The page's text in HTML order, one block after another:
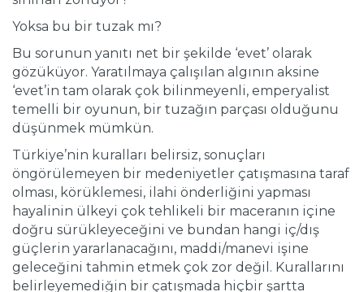
Yoksa bu bir tuzak mı?
Bu sorunun yanıtı net bir şekilde ‘evet’ olarak
gözüküyor. Yaratılmaya çalışılan algının aksine
‘evet’in tam olarak çok bilinmeyenli, emperyalist
temelli bir oyunun, bir tuzağın parçası olduğunu
düşünmek mümkün.
Türkiye’nin kuralları belirsiz, sonuçları
öngörülemeyen bir medeniyetler çatışmasına taraf
olması, körüklemesi, ilahi önderliğini yapması
hayalinin ülkeyi çok tehlikeli bir maceranın içine
doğru sürükleyeceğini ve bundan hangi iç/dış
güçlerin yararlanacağını, maddi/manevi işine
geleceğini tahmin etmek çok zor değil. Kurallarını
belirleyemediğin bir çatışmada hiçbir şartta